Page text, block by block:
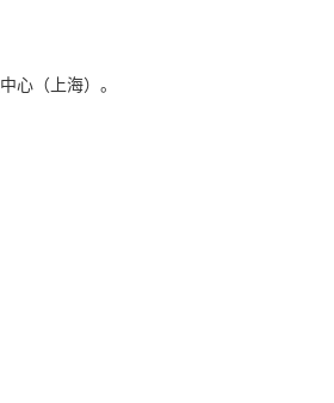
心（上海）。